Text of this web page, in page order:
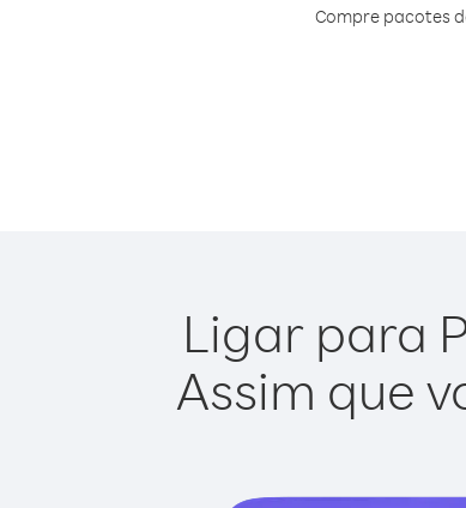
Compre pacotes
Ligar para
Assim que